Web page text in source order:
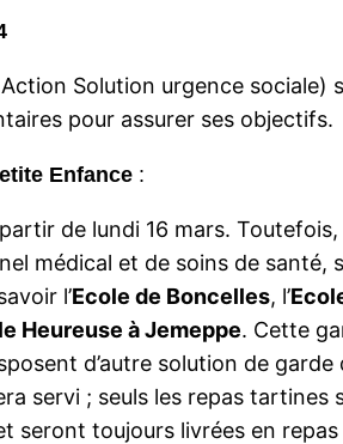
Solution urgence sociale)
pour assurer ses objectifs.
Enfance :
de lundi 16 mars.
médical et de soins de santé,
l’Ecole de Boncelles, l’
Heureuse à Jemeppe. Cette
d’autre solution de
servi ; seuls les repas tartines
seront toujours livrées en repas